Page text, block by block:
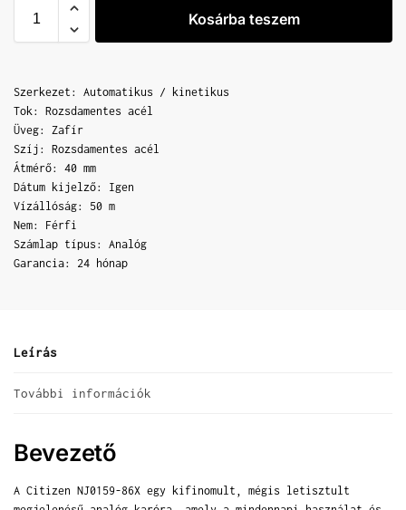
Kosárba teszem
Szerkezet: Automatikus / kinetikus
Tok: Rozsdamentes acél
Üveg: Zafír
Szíj: Rozsdamentes acél
Átmérő: 40 mm
Dátum kijelző: Igen
Vízállóság: 50 m
Nem: Férfi
Számlap típus: Analóg
Garancia: 24 hónap
Leírás
További információk
Bevezető
A Citizen NJ0159-86X egy kifinomult, mégis letisztult